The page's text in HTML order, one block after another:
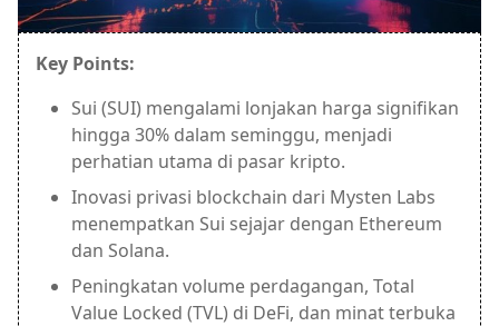
Key Points:
Sui (SUI) mengalami lonjakan harga signifikan
hingga 30% dalam seminggu, menjadi
perhatian utama di pasar kripto.
Inovasi privasi blockchain dari Mysten Labs
menempatkan Sui sejajar dengan Ethereum
dan Solana.
Peningkatan volume perdagangan, Total
Value Locked (TVL) di DeFi, dan minat terbuka